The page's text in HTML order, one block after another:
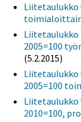
Liitetaulukko
Liitetaulukko
2005=100
(5.2.2015)
Liitetaulukko
2005=100
Liitetaulukko
2010=100,